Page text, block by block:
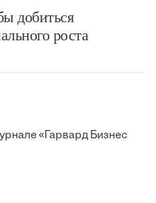
добиться
роста
«Гарвард Бизнес